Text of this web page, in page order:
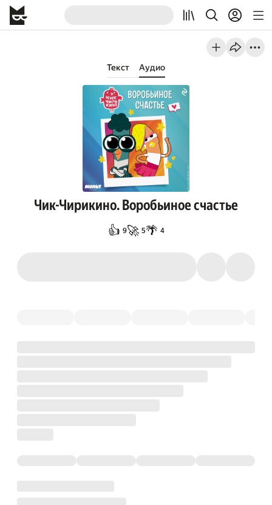
Текст Аудио
Чик-Чирикино. Воробьиное счастье
👍 9🚀 5🌴 4